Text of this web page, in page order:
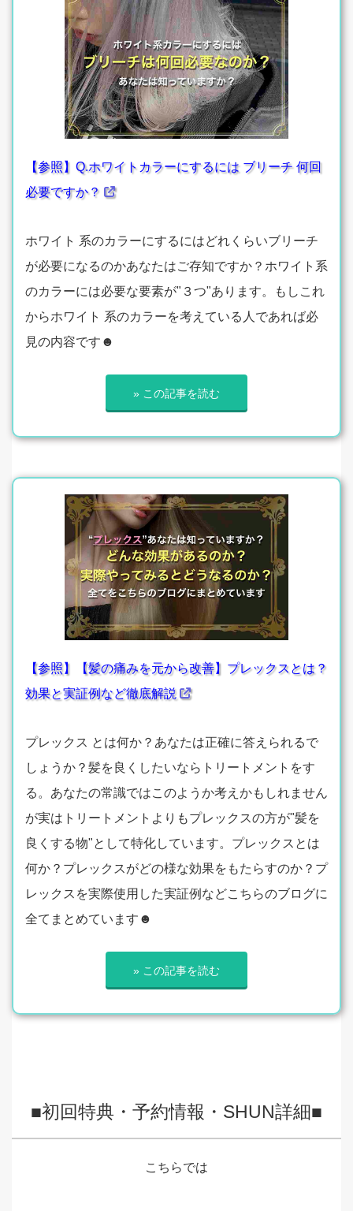
【参照】Q.ホワイトカラーにするには ブリーチ 何回
必要ですか？
ホワイト 系のカラーにするにはどれくらいブリーチ
が必要になるのかあなたはご存知ですか？ホワイト系
のカラーには必要な要素が"３つ"あります。もしこれ
からホワイト 系のカラーを考えている人であれば必
見の内容です☻
» この記事を読む
【参照】【髪の痛みを元から改善】プレックスとは？
効果と実証例など徹底解説
プレックス とは何か？あなたは正確に答えられるで
しょうか？髪を良くしたいならトリートメントをす
る。あなたの常識ではこのようか考えかもしれません
が実はトリートメントよりもプレックスの方が"髪を
良くする物"として特化しています。プレックスとは
何か？プレックスがどの様な効果をもたらすのか？プ
レックスを実際使用した実証例などこちらのブログに
全てまとめています☻
» この記事を読む
■初回特典・予約情報・SHUN詳細■
こちらでは